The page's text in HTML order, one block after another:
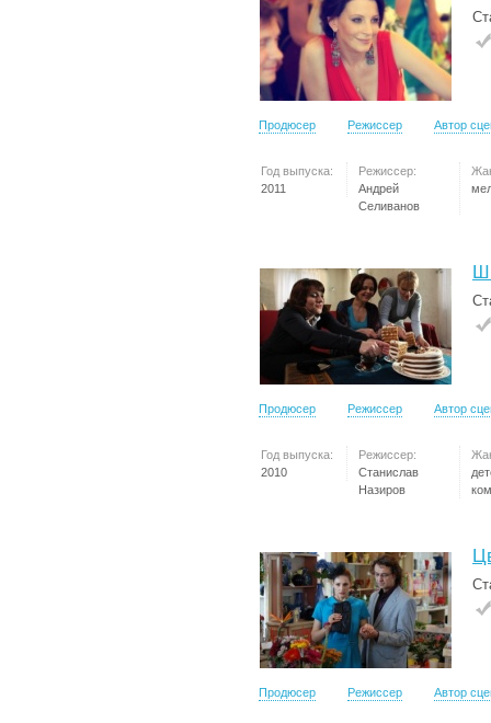
Продюсер Режиссер Автор
Год выпуска:
2011
Режиссер:
Андрей
Селиванов
Продюсер Режиссер Автор
Год выпуска:
2010
Режиссер:
Станислав
Назиров
Продюсер Режиссер Автор